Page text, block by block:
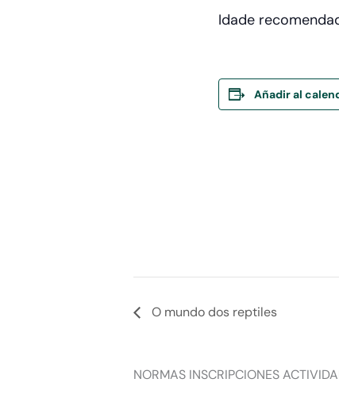
Idade
Añadir al
O mundo dos reptiles
NORMAS INSCRIPCIONES